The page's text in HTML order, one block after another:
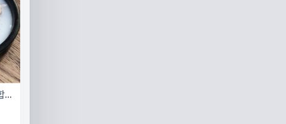
◇◆ 진땡이국밥 + 다양한 합배송 상품이 추가되었습니다. ◇◆